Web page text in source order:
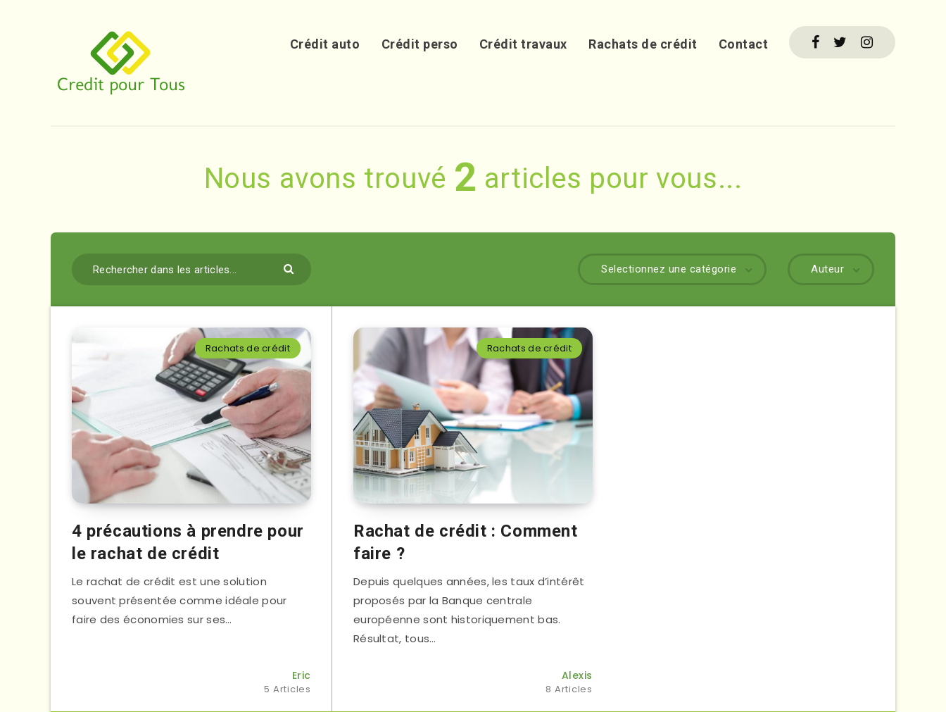
Crédit auto Crédit perso Crédit travaux Rachats de crédit Contact
Nous avons trouvé 2 articles pour vous...
Auteur
Selectionnez une catégorie
Rachats de crédit
4 précautions à prendre pour
le rachat de crédit
Le rachat de crédit est une solution
souvent présentée comme idéale pour
faire des économies sur ses…
Eric
5 Articles
Rachats de crédit
Rachat de crédit : Comment
faire ?
Depuis quelques années, les taux d’intérêt
proposés par la Banque centrale
européenne sont historiquement bas.
Résultat, tous…
Alexis
8 Articles